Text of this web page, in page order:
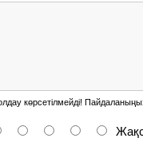
көрсетілмейді!